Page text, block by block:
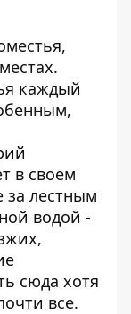
каждый
в своем
за лестным
водой -
сюда хотя
все.